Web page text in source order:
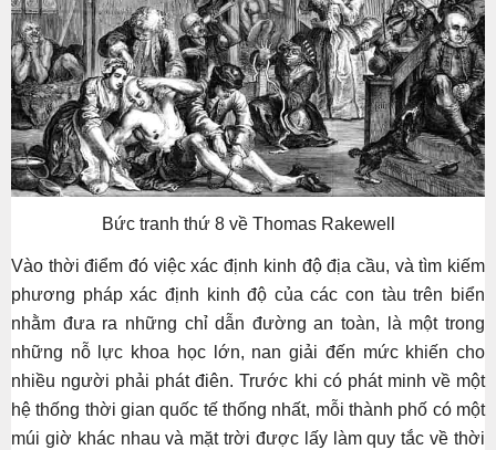
Bức tranh thứ 8 về Thomas Rakewell
Vào thời điểm đó việc xác định kinh độ địa cầu, và tìm kiếm
phương pháp xác định kinh độ của các con tàu trên biển
nhằm đưa ra những chỉ dẫn đường an toàn, là một trong
những nỗ lực khoa học lớn, nan giải đến mức khiến cho
nhiều người phải phát điên. Trước khi có phát minh về một
hệ thống thời gian quốc tế thống nhất, mỗi thành phố có một
múi giờ khác nhau và mặt trời được lấy làm quy tắc về thời